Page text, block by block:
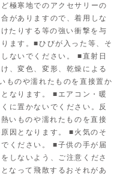
極寒地でのアクセサリーの
がありますので、着用しな
たりする等の強い衝撃を与
ます。■ひびが入った等、そ
ないでください。 ■直射日
、変色、変形、乾燥による
ものや濡れたものを直接置か
なります。 ■エアコン・暖
に置かないでください。反
いものや濡れたものを直接
因となります。 ■火気のそ
ください。 ■子供の手が届
しないよう、ご注意くださ
なって飛散するおそれがあ